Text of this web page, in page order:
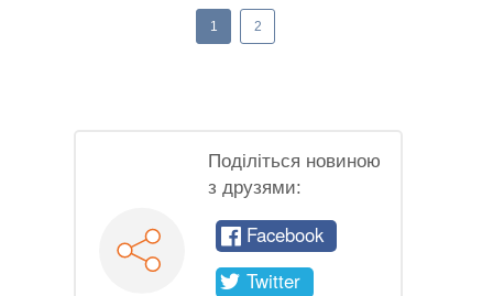
1 2
Поділіться новиною
з друзями:
Facebook
Twitter